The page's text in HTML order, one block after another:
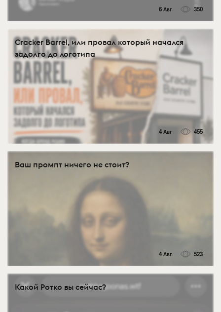
6 Авг 350
Cracker Barrel, или провал который начался
задолго до логотипа
4 Авг 455
Ваш промпт ничего не стоит?
4 Авг 523
Какой Ротко вы сейчас?